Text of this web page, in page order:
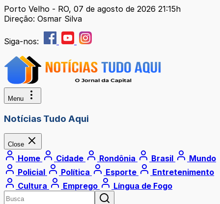
Porto Velho - RO, 07 de agosto de 2026 21:15h
Direção: Osmar Silva
Siga-nos:
Menu
Notícias Tudo Aqui
Close
Home Cidade Rondônia Brasil
Mundo
Policial
Política Esporte
Entretenimento
Cultura
Emprego Língua de Fogo